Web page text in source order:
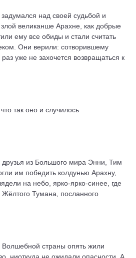
над своей судьбой и
злой великанше Арахне, как добрые
ему все обиды и стали считать
Они верили: сотворившему
уже не захочется возвращаться к
так оно и случилось
друзья из Большого мира Энни, Тим
им победить колдунью Арахну,
на небо, ярко-ярко-синее, где
Тумана, посланного
страны опять жили